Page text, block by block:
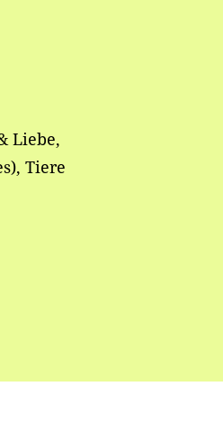
Liebe,
Tiere